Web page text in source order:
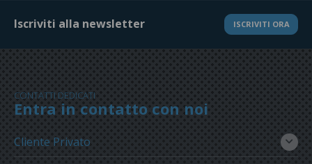
Iscriviti alla newsletter ISCRIVITI ORA
CONTATTI DEDICATI
Entra in contatto con noi
Cliente Privato